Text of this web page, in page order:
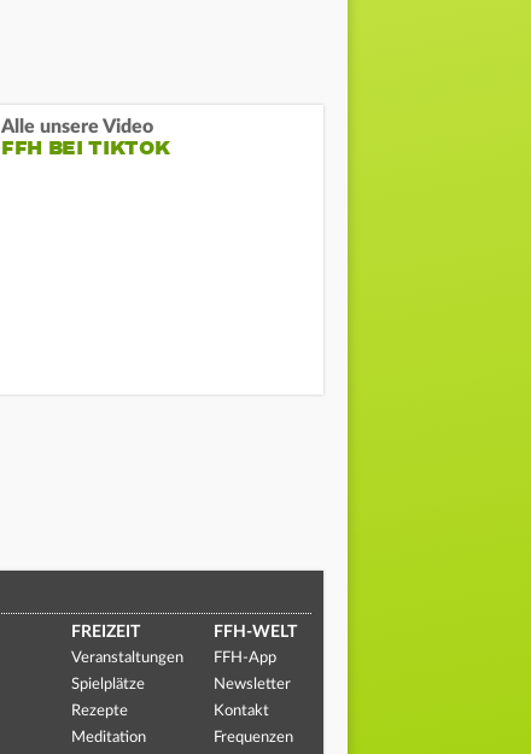
Alle unsere Video
FFH BEI TIKTOK
FREIZEIT
Veranstaltungen
Spielplätze
Rezepte
Meditation
FFH-WELT
FFH-App
Newsletter
Kontakt
Frequenzen